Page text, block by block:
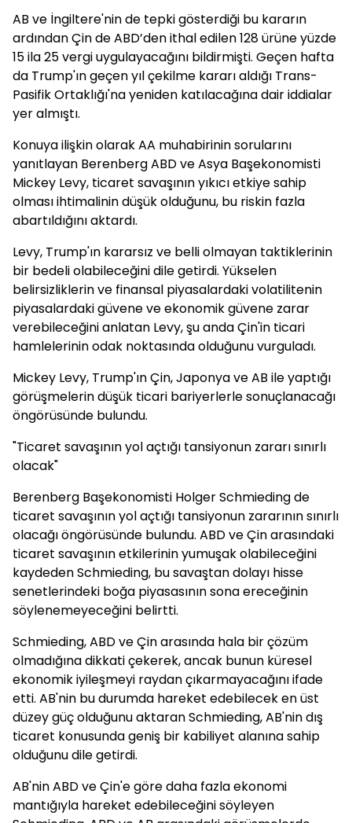
AB ve İngiltere'nin de tepki gösterdiği bu kararın
ardından Çin de ABD’den ithal edilen 128 ürüne yüzde
15 ila 25 vergi uygulayacağını bildirmişti. Geçen hafta
da Trump'ın geçen yıl çekilme kararı aldığı Trans-
Pasifik Ortaklığı'na yeniden katılacağına dair iddialar
yer almıştı.
Konuya ilişkin olarak AA muhabirinin sorularını
yanıtlayan Berenberg ABD ve Asya Başekonomisti
Mickey Levy, ticaret savaşının yıkıcı etkiye sahip
olması ihtimalinin düşük olduğunu, bu riskin fazla
abartıldığını aktardı.
Levy, Trump'ın kararsız ve belli olmayan taktiklerinin
bir bedeli olabileceğini dile getirdi. Yükselen
belirsizliklerin ve finansal piyasalardaki volatilitenin
piyasalardaki güvene ve ekonomik güvene zarar
verebileceğini anlatan Levy, şu anda Çin'in ticari
hamlelerinin odak noktasında olduğunu vurguladı.
Mickey Levy, Trump'ın Çin, Japonya ve AB ile yaptığı
görüşmelerin düşük ticari bariyerlerle sonuçlanacağı
öngörüsünde bulundu.
"Ticaret savaşının yol açtığı tansiyonun zararı sınırlı
olacak"
Berenberg Başekonomisti Holger Schmieding de
ticaret savaşının yol açtığı tansiyonun zararının sınırlı
olacağı öngörüsünde bulundu. ABD ve Çin arasındaki
ticaret savaşının etkilerinin yumuşak olabileceğini
kaydeden Schmieding, bu savaştan dolayı hisse
senetlerindeki boğa piyasasının sona ereceğinin
söylenemeyeceğini belirtti.
Schmieding, ABD ve Çin arasında hala bir çözüm
olmadığına dikkati çekerek, ancak bunun küresel
ekonomik iyileşmeyi raydan çıkarmayacağını ifade
etti. AB'nin bu durumda hareket edebilecek en üst
düzey güç olduğunu aktaran Schmieding, AB'nin dış
ticaret konusunda geniş bir kabiliyet alanına sahip
olduğunu dile getirdi.
AB'nin ABD ve Çin'e göre daha fazla ekonomi
mantığıyla hareket edebileceğini söyleyen